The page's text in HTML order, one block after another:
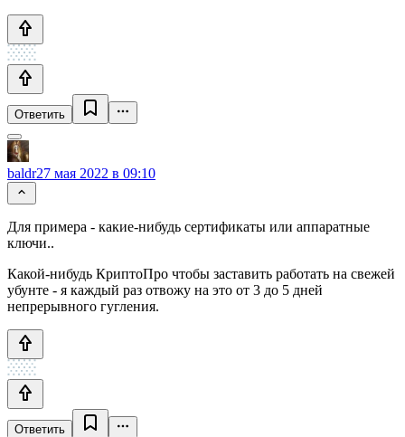
Ответить
baldr27 мая 2022 в 09:10
Для примера - какие-нибудь сертификаты или аппаратные
ключи..
Какой-нибудь КриптоПро чтобы заставить работать на свежей
убунте - я каждый раз отвожу на это от 3 до 5 дней
непрерывного гугления.
Ответить